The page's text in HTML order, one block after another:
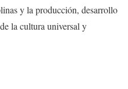
y la producción, desarrollo
la cultura universal y